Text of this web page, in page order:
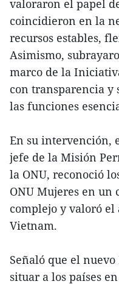
valoraron el papel
coincidieron en la
recursos estables,
Asimismo,
marco de la
con transparencia
las funciones
En su intervención,
jefe de la Misión
la ONU, reconoció
ONU Mujeres en
complejo y valoró el
Vietnam.
Señaló que el
situar a los países